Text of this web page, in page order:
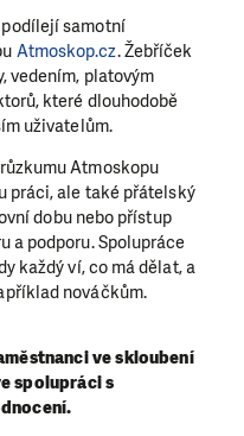
samotní
Atmoskop.cz. Žebříček
vedením, platovým
které dlouhodobě
uživatelům.
Atmoskopu
práci, ale také přátelský
dobu nebo přístup
a podporu.Spolupráce
každý ví, co má dělat, a
nováčkům.
ve skloubení
spolupráci s